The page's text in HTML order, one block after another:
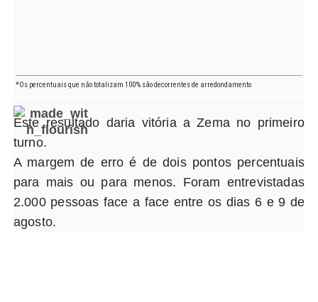
Este resultado daria vitória a Zema no primeiro
turno.
A margem de erro é de dois pontos percentuais
para mais ou para menos. Foram entrevistadas
2.000 pessoas face a face entre os dias 6 e 9 de
agosto.